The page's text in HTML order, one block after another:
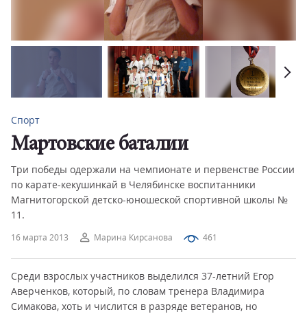
16 марта 2013 Марина Кирсанова 461
Спорт
Мартовские баталии
Три победы одержали на чемпионате и первенстве России
по карате-кекушинкай в Челябинске воспитанники
Магнитогорской детско-юношеской спортивной школы №
11.
Среди взрослых участников выделился 37-летний Егор
Аверченков, который, по словам тренера Владимира
Симакова, хоть и числится в разряде ветеранов, но